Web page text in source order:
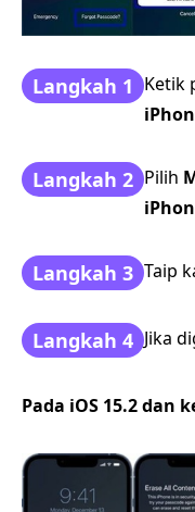
Langkah 1 Ketik
Langkah 2 Pilih
Langkah 3 Taip
Langkah 4 Jika
Pada iOS 15.2 dan